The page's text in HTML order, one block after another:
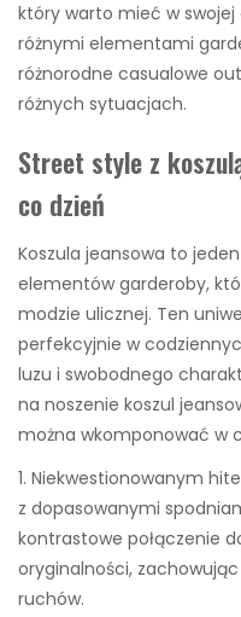
który warto mieć w swojej
różnymi elementami
różnorodne casualowe
różnych sytuacjach.
Street style z
co dzień
Koszula jeansowa to
elementów garderoby,
modzie ulicznej. Ten
perfekcyjnie w
luzu i swobodnego
na noszenie koszul
można wkomponować w
1. Niekwestionowanym
z dopasowanymi
kontrastowe połączenie
oryginalności,
ruchów.